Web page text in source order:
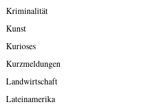
Kriminalität
Kunst
Kurioses
Kurzmeldungen
Landwirtschaft
Lateinamerika